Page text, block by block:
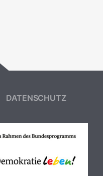
DATENSCHUTZ